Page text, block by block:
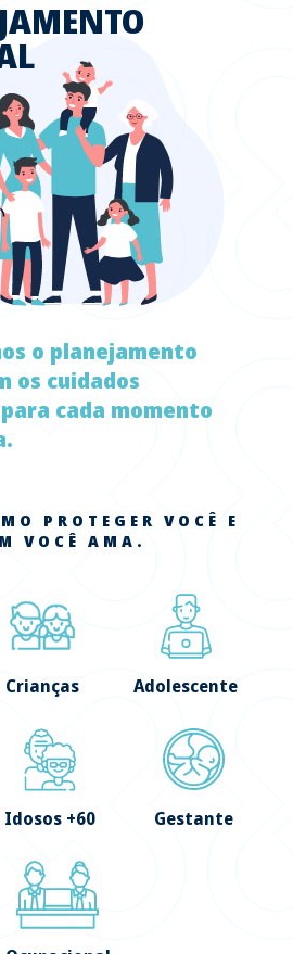
o planejamento
os cuidados
cada momento
PROTEGER VOCÊ E
VOCÊ AMA.
Crianças Adolescente
Idosos +60 Gestante